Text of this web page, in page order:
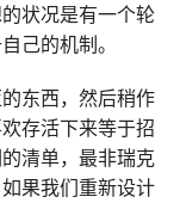
状况是有一个轮
己的机制。
东西，然后稍作
存活下来等于招
清单，最非瑞克
果我们重新设计